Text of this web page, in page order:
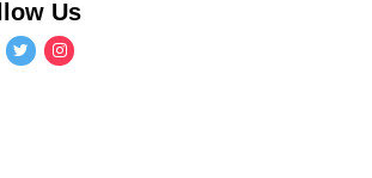
Us